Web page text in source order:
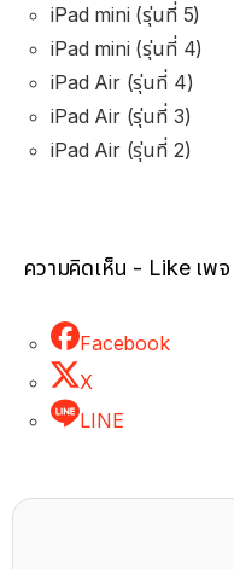
iPad mini (รุ่นที่ 5)
iPad mini (รุ่นที่ 4)
iPad Air (รุ่นที่ 4)
iPad Air (รุ่นที่ 3)
iPad Air (รุ่นที่ 2)
ความคิดเห็น - Like เพ
Facebook
X
LINE